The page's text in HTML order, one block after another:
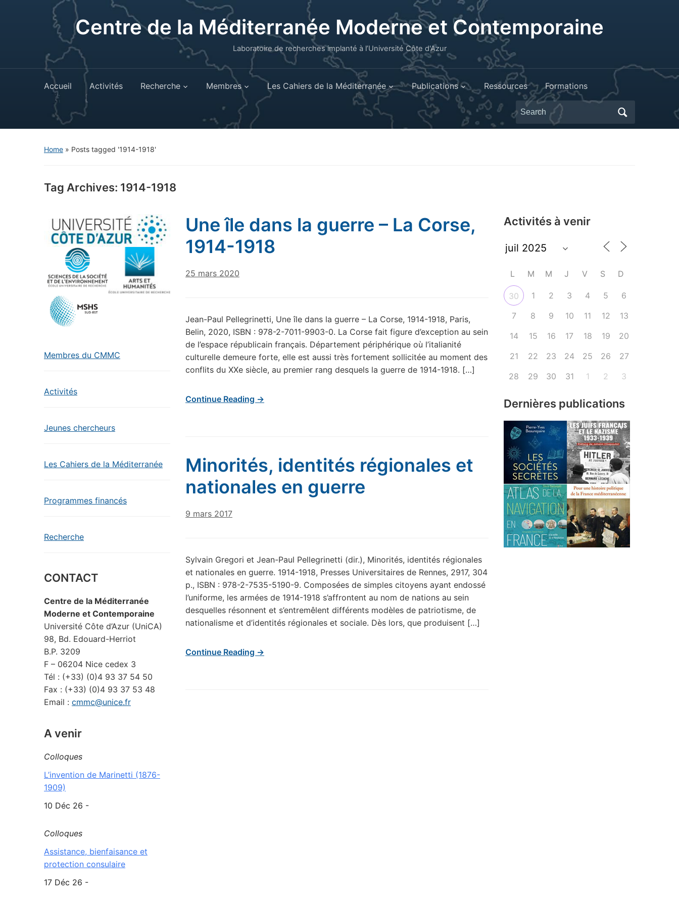
Centre de la Méditerranée Moderne et Contemporaine
Laboratoire de recherches implanté à l’Université Côte d'Azur
Accueil Activités Recherche Membres Les Cahiers de la Méditerranée Publications Ressources Formations
Search
for:
Home » Posts tagged '1914-1918'
Tag Archives: 1914-1918
Membres du CMMC
Activités
Jeunes chercheurs
Les Cahiers de la Méditerranée
Programmes financés
Recherche
CONTACT
Centre de la Méditerranée
Moderne et Contemporaine
Université Côte d’Azur (UniCA)
98, Bd. Edouard-Herriot
B.P. 3209
F – 06204 Nice cedex 3
Tél : (+33) (0)4 93 37 54 50
Fax : (+33) (0)4 93 37 53 48
Email : cmmc@unice.fr
A venir
Colloques
L’invention de Marinetti (1876-
1909)
10 Déc 26 -
Colloques
Assistance, bienfaisance et
protection consulaire
17 Déc 26 -
Une île dans la guerre – La Corse,
1914-1918
25 mars 2020
Jean-Paul Pellegrinetti, Une île dans la guerre – La Corse, 1914-1918, Paris,
Belin, 2020, ISBN : 978-2-7011-9903-0. La Corse fait figure d’exception au sein
de l’espace républicain français. Département périphérique où l’italianité
culturelle demeure forte, elle est aussi très fortement sollicitée au moment des
conflits du XXe siècle, au premier rang desquels la guerre de 1914-1918. […]
Continue Reading →
Minorités, identités régionales et
nationales en guerre
9 mars 2017
Sylvain Gregori et Jean-Paul Pellegrinetti (dir.), Minorités, identités régionales
et nationales en guerre. 1914-1918, Presses Universitaires de Rennes, 2917, 304
p., ISBN : 978-2-7535-5190-9. Composées de simples citoyens ayant endossé
l’uniforme, les armées de 1914-1918 s’affrontent au nom de nations au sein
desquelles résonnent et s’entremêlent différents modèles de patriotisme, de
nationalisme et d’identités régionales et sociale. Dès lors, que produisent […]
Continue Reading →
Activités à venir
L M M J V S D
30 1 2 3 4 5
6
7
8 9 10 11 12
13
14
15 16 17 18 19
20
21
22 23 24 25 26
27
28
29 30 31 1 2 3
Dernières publications